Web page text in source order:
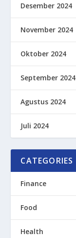
Desember 2024
November 2024
Oktober 2024
September 2024
Agustus 2024
Juli 2024
CATEGORIES
Finance
Food
Health